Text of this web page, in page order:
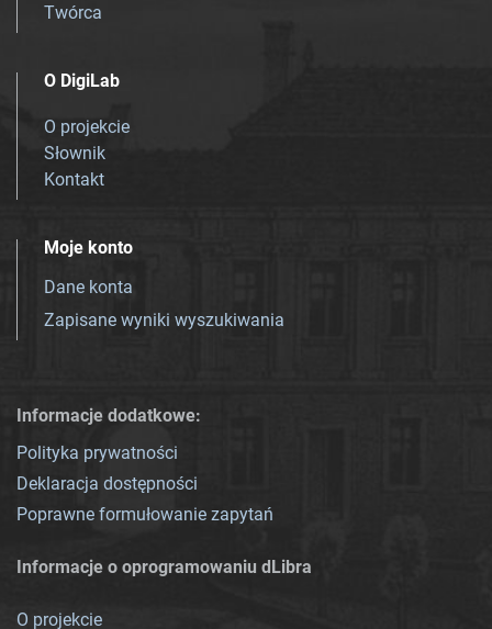
Twórca
O DigiLab
O projekcie
Słownik
Kontakt
Moje konto
Dane konta
Zapisane wyniki wyszukiwania
Informacje dodatkowe:
Polityka prywatności
Deklaracja dostępności
Poprawne formułowanie zapytań
Informacje o oprogramowaniu dLibra
O projekcie